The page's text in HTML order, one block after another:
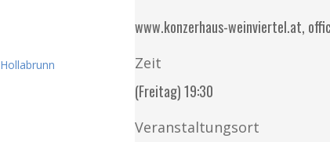
www.konzerhaus-weinviertel.at,
Zeit
(Freitag) 19:30
Veranstaltungsort